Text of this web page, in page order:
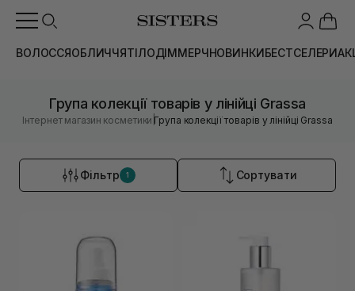
ВОЛОССЯОБЛИЧЧЯТІЛОДІММЕРЧНОВИНКИБЕСТСЕЛЕРИ
Група колекції товарів у лінійці Grassa
Інтернет магазин косметики |Група колекції товарів у лінійці Grassa
Фільтр 1 Сортувати